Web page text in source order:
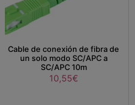
Cable de conexión de fibra de
un solo modo SC/APC a
SC/APC 10m
10,55€